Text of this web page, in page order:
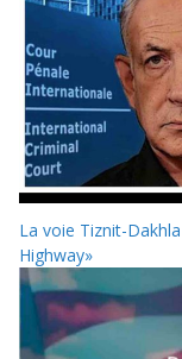
La voie Tiznit-
Highway»